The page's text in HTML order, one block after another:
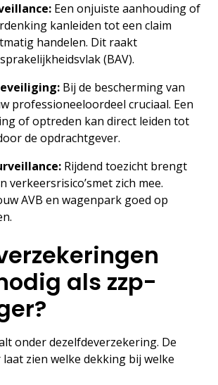
Een onjuiste aanhouding of
kanleiden tot een claim
handelen. Dit raakt
(BAV).
Bij de bescherming van
professioneeloordeel cruciaal. Een
of optreden kan direct leiden tot
de opdrachtgever.
Rijdend toezicht brengt
verkeersrisico’smet zich mee.
AVB en wagenpark goed op
als zzp-
onder dezelfdeverzekering. De
zien welke dekking bij welke